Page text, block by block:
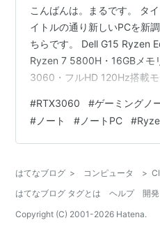
こんばんは。まるです。 タ
イトルの通り新しいPCを新
ちらです。 Dell G15 Ryzen
Ryzen 7 5800H・16GBメモ
3060・フルHD 120Hz搭載
等で検索をかけてここにたど
しい説明は省きますが、要は
しましたということです。
の…
#RTX3060 #ゲーミングノ
# ノート # ノートPC #
はてなブログ > コンピュータ >
はてなブログ タグとは
ヘルプ 開
Copyright (C) 2001-2026 Hatena.